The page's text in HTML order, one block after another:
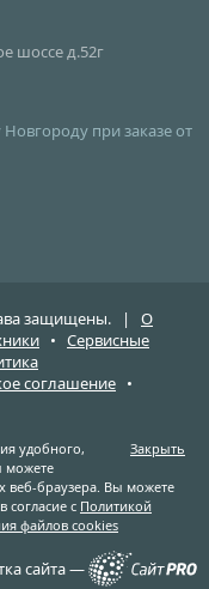
шоссе д.52г
при заказе от
защищены. | О
• Сервисные
соглашение •
Закрыть
удобного,
можете
веб-браузера. Вы можете
согласие с Политикой
файлов cookies
сайта —